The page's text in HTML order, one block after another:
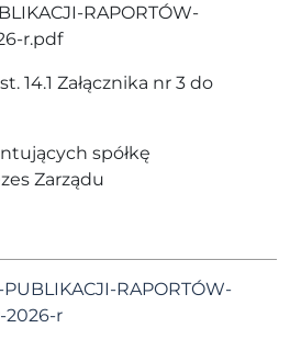
RAPORTÓW-
r.pdf
14.1 Załącznika nr 3 do
spółkę
Zarządu
RAPORTÓW-
2026-r